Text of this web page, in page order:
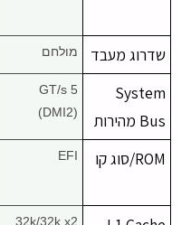
שירות תיקונים למכשירי אפל
מדריכים
שדרוג מעבד מולחם
System
Bus מהירות
5 GT/s
(DMI2)
ROM/סוג קו EFI
32k/32k x2